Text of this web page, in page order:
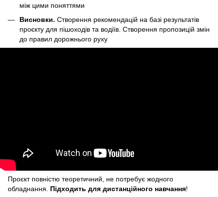
між цими поняттями
Висновки. Створення рекомендацій на базі результатів
проєкту для пішоходів та водіїв. Створення пропозицій змін
до правил дорожнього руху
Проєкт повністю теоретичний, не потребує жодного
обладнання. Підходить для дистанційного навчання!